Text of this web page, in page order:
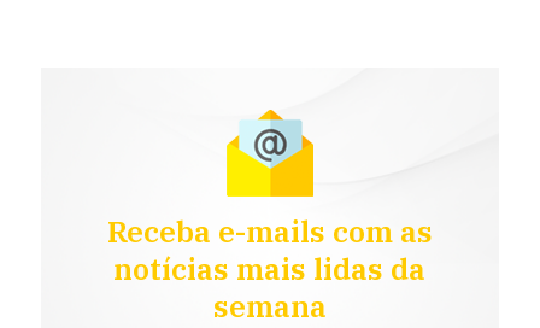
Receba e-mails com as
notícias mais lidas da
semana